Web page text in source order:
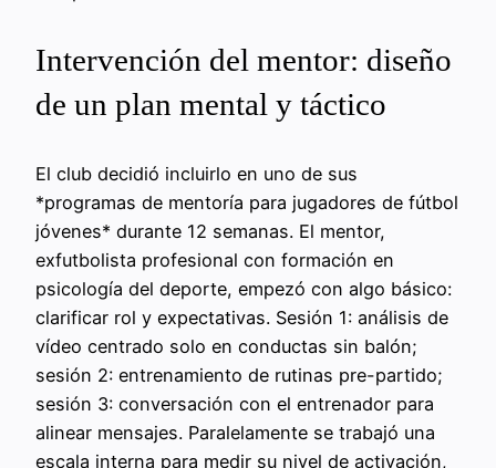
Intervención del mentor: diseño
de un plan mental y táctico
El club decidió incluirlo en uno de sus
*programas de mentoría para jugadores de fútbol
jóvenes* durante 12 semanas. El mentor,
exfutbolista profesional con formación en
psicología del deporte, empezó con algo básico:
clarificar rol y expectativas. Sesión 1: análisis de
vídeo centrado solo en conductas sin balón;
sesión 2: entrenamiento de rutinas pre-partido;
sesión 3: conversación con el entrenador para
alinear mensajes. Paralelamente se trabajó una
escala interna para medir su nivel de activación,